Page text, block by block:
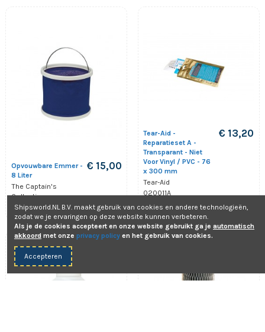
Opvouwbare Emmer -
8 Liter
The Captain's
Collection
32.4757.00
€ 15,00
Tear-Aid -
Reparatieset A -
Transparant - Niet
Voor Vinyl / PVC - 76
x 300 mm
Tear-Aid
020011A
€ 13,20
Aanbieding!
-8%
Aanbieding!
Shipsworld.NL B.V. maakt gebruik van cookies en andere technologieën,
zodat we je ervaringen op deze website kunnen verbeteren.
Als je de cookies accepteert en onze website gebruikt ga je automatisch
akkoord met onze privacy policy en het gebruik van cookies.
Accepteren